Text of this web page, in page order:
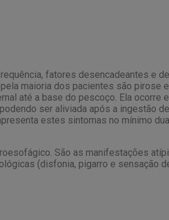
fatores desencadeantes e
maioria dos pacientes são pirose
até a base do pescoço. Ela ocorre
ser aliviada após a ingestão
estes sintomas no mínimo
São as manifestações
(disfonia, pigarro e sensação